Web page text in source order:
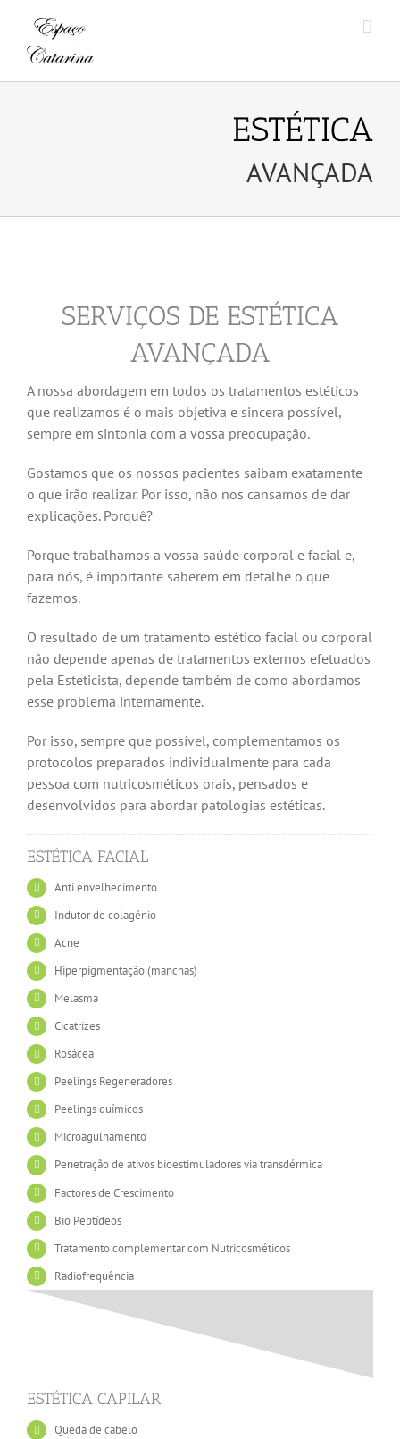
content
ESTÉTICA
AVANÇADA
SERVIÇOS DE ESTÉTICA
AVANÇADA
A nossa abordagem em todos os tratamentos estéticos
que realizamos é o mais objetiva e sincera possível,
sempre em sintonia com a vossa preocupação.
Gostamos que os nossos pacientes saibam exatamente
o que irão realizar. Por isso, não nos cansamos de dar
explicações. Porquê?
Porque trabalhamos a vossa saúde corporal e facial e,
para nós, é importante saberem em detalhe o que
fazemos.
O resultado de um tratamento estético facial ou corporal
não depende apenas de tratamentos externos efetuados
pela Esteticista, depende também de como abordamos
esse problema internamente.
Por isso, sempre que possível, complementamos os
protocolos preparados individualmente para cada
pessoa com nutricosméticos orais, pensados e
desenvolvidos para abordar patologias estéticas.
ESTÉTICA FACIAL
Anti envelhecimento
Indutor de colagénio
Acne
Hiperpigmentação (manchas)
Melasma
Cicatrizes
Rosácea
Peelings Regeneradores
Peelings químicos
Microagulhamento
Penetração de ativos bioestimuladores via transdérmica
Factores de Crescimento
Bio Peptídeos
Tratamento complementar com Nutricosméticos
Radiofrequência
ESTÉTICA CAPILAR
Queda de cabelo